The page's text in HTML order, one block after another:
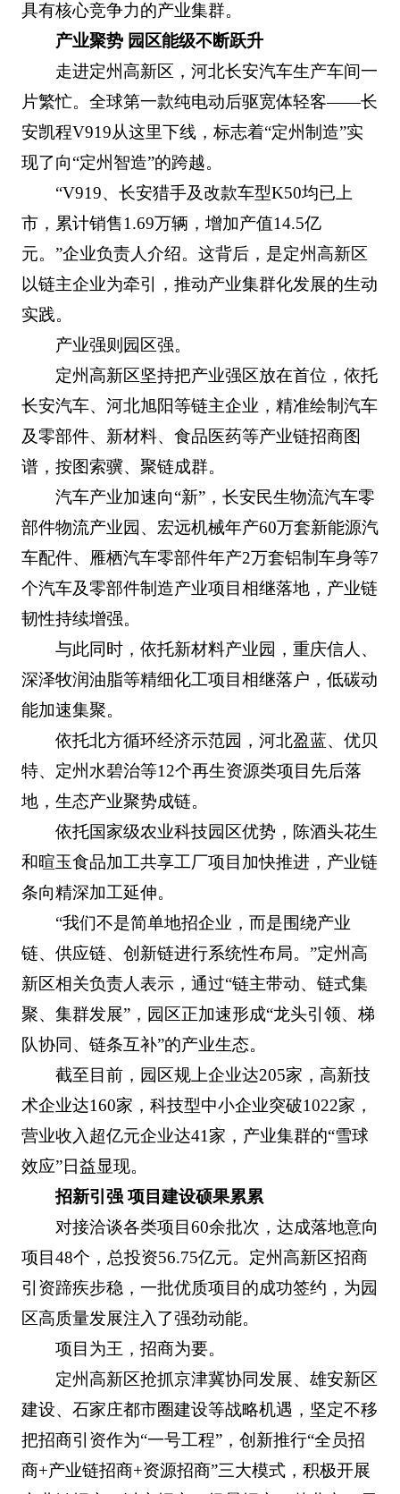
具有核心竞争力的产业集群。
产业聚势 园区能级不断跃升
走进定州高新区，河北长安汽车生产车间一
片繁忙。全球第一款纯电动后驱宽体轻客——长
安凯程V919从这里下线，标志着“定州制造”实
现了向“定州智造”的跨越。
“V919、长安猎手及改款车型K50均已上
市，累计销售1.69万辆，增加产值14.5亿
元。”企业负责人介绍。这背后，是定州高新区
以链主企业为牵引，推动产业集群化发展的生动
实践。
产业强则园区强。
定州高新区坚持把产业强区放在首位，依托
长安汽车、河北旭阳等链主企业，精准绘制汽车
及零部件、新材料、食品医药等产业链招商图
谱，按图索骥、聚链成群。
汽车产业加速向“新”，长安民生物流汽车零
部件物流产业园、宏远机械年产60万套新能源汽
车配件、雁栖汽车零部件年产2万套铝制车身等7
个汽车及零部件制造产业项目相继落地，产业链
韧性持续增强。
与此同时，依托新材料产业园，重庆信人、
深泽牧润油脂等精细化工项目相继落户，低碳动
能加速集聚。
依托北方循环经济示范园，河北盈蓝、优贝
特、定州水碧治等12个再生资源类项目先后落
地，生态产业聚势成链。
依托国家级农业科技园区优势，陈酒头花生
和暄玉食品加工共享工厂项目加快推进，产业链
条向精深加工延伸。
“我们不是简单地招企业，而是围绕产业
链、供应链、创新链进行系统性布局。”定州高
新区相关负责人表示，通过“链主带动、链式集
聚、集群发展”，园区正加速形成“龙头引领、梯
队协同、链条互补”的产业生态。
截至目前，园区规上企业达205家，高新技
术企业达160家，科技型中小企业突破1022家，
营业收入超亿元企业达41家，产业集群的“雪球
效应”日益显现。
招新引强 项目建设硕果累累
对接洽谈各类项目60余批次，达成落地意向
项目48个，总投资56.75亿元。定州高新区招商
引资蹄疾步稳，一批优质项目的成功签约，为园
区高质量发展注入了强劲动能。
项目为王，招商为要。
定州高新区抢抓京津冀协同发展、雄安新区
建设、石家庄都市圈建设等战略机遇，坚定不移
把招商引资作为“一号工程”，创新推行“全员招
商+产业链招商+资源招商”三大模式，积极开展